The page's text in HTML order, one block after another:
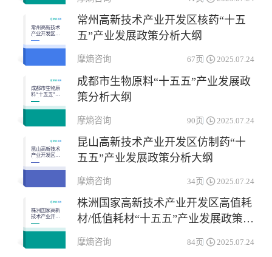
免疫机能调节药物
杂类
生殖泌尿系统和性激素类药物
神经系统药物
系统用抗感染药物
肌肉-骨骼系统药物
血液和造血系统药物
常州高新技术
产业开发区核
药“十五五”产
业发展政策分
常州高新技术产业开发区核药“十五
五”产业发展政策分析大纲
摩熵咨询 67页 2025.07.24
成都市生物原
料“十五五”产
业发展政策分
析大纲
成都市生物原料“十五五”产业发展政
策分析大纲
摩熵咨询 90页 2025.07.24
昆山高新技术
产业开发区仿
制药“十五五”
产业发展政策
昆山高新技术产业开发区仿制药“十
五五”产业发展政策分析大纲
摩熵咨询 34页 2025.07.24
株洲国家高新
技术产业开发
区高值耗材/低
值耗材“十五
株洲国家高新技术产业开发区高值耗
材/低值耗材“十五五”产业发展政策分
析大纲
摩熵咨询 84页 2025.07.24